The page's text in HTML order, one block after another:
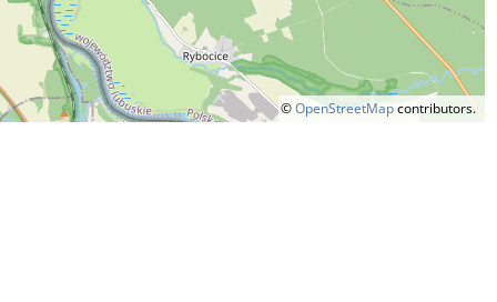
©OpenStreetMapcontributors.